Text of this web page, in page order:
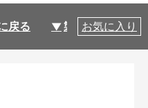
戻る 製品仕様
お気に入り